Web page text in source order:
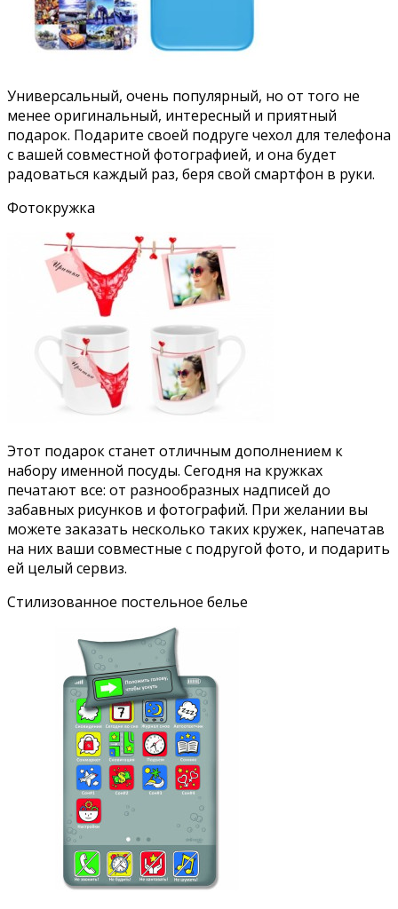
Универсальный, очень популярный, но от того не
менее оригинальный, интересный и приятный
подарок. Подарите своей подруге чехол для телефона
с вашей совместной фотографией, и она будет
радоваться каждый раз, беря свой смартфон в руки.
Фотокружка
Этот подарок станет отличным дополнением к
набору именной посуды. Сегодня на кружках
печатают все: от разнообразных надписей до
забавных рисунков и фотографий. При желании вы
можете заказать несколько таких кружек, напечатав
на них ваши совместные с подругой фото, и подарить
ей целый сервиз.
Стилизованное постельное белье